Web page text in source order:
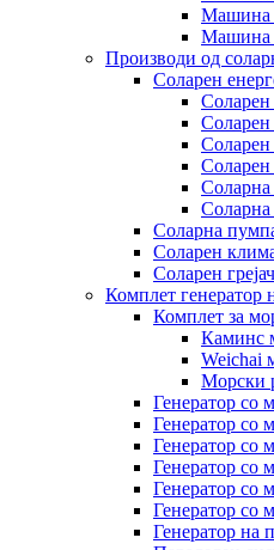
Машина
Машина
Производи од
Соларен
Соларен
Соларен
Соларен
Соларна
Соларна
Соларна
Соларен
Соларен грејач
Комплет генератор
Комплет за
Каминс
Weichai
Морски
Генератор со
Генератор со
Генератор со
Генератор со
Генератор со
Генератор со
Генератор на